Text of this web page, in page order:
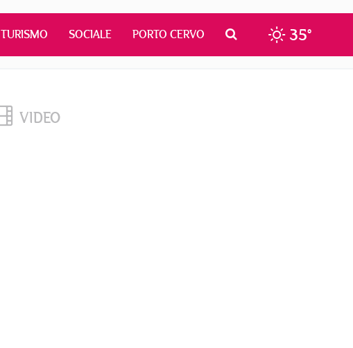
TURISMO SOCIALE PORTO CERVO 35°
VIDEO